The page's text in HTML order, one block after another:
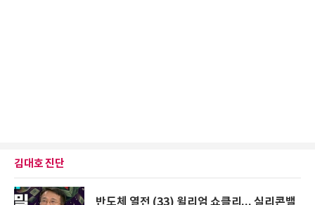
김대호 진단